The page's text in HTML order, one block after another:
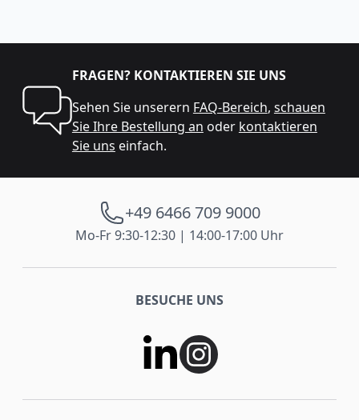
FRAGEN? KONTAKTIEREN SIE UNS
Sehen Sie unserern FAQ-Bereich, schauen
Sie Ihre Bestellung an oder kontaktieren
Sie uns einfach.
+49 6466 709 9000
Mo-Fr 9:30-12:30 | 14:00-17:00 Uhr
BESUCHE UNS